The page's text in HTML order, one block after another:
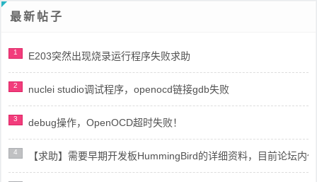
最新帖子
1 E203突然出现烧录运行程序失败求助
2 nuclei studio调试程序，openocd链接gdb失败
3 debug操作，OpenOCD超时失败！
4 【求助】需要早期开发板HummingBird的详细资料，目前论坛内